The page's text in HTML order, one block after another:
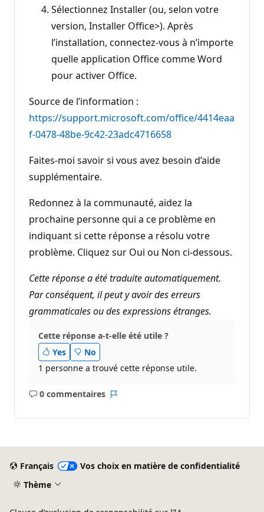
Sélectionnez Installer (ou, selon votre
version, Installer Office>). Après
l’installation, connectez-vous à n’importe
quelle application Office comme Word
pour activer Office.
Source de l’information :
https://support.microsoft.com/office/4414eaa
f-0478-48be-9c42-23adc4716658
Faites-moi savoir si vous avez besoin d’aide
supplémentaire.
Redonnez à la communauté, aidez la
prochaine personne qui a ce problème en
indiquant si cette réponse a résolu votre
problème. Cliquez sur Oui ou Non ci-dessous.
Cette réponse a été traduite automatiquement.
Par conséquent, il peut y avoir des erreurs
grammaticales ou des expressions étranges.
Cette réponse a-t-elle été utile ?
Yes
No
1 personne a trouvé cette réponse utile.
0 commentaires
Aucun
Français
Vos choix en matière de confidentialité
Thème